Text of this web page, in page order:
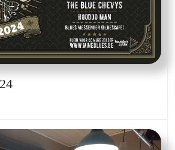
Mine